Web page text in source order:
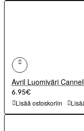
Avril Luomiväri
6.95€
Lisää ostoskoriin